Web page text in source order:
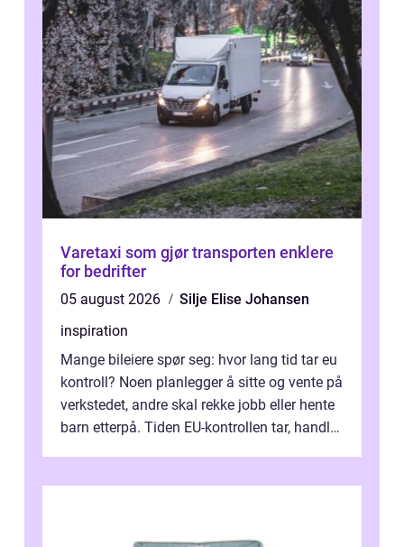
Varetaxi som gjør transporten enklere
for bedrifter
05 august 2026
Silje Elise Johansen
inspiration
Mange bileiere spør seg: hvor lang tid tar eu
kontroll? Noen planlegger å sitte og vente på
verkstedet, andre skal rekke jobb eller hente
barn etterpå. Tiden EU-kontrollen tar, handler